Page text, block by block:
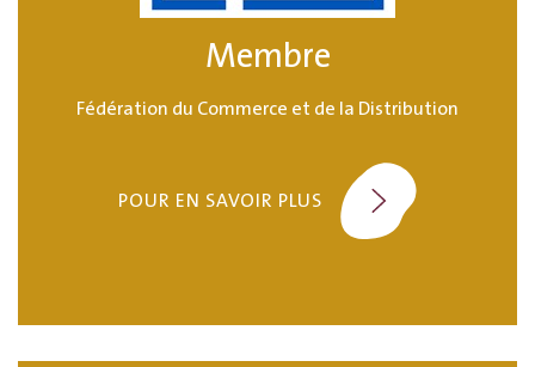
Membre
Fédération du Commerce et de la Distribution
POUR EN SAVOIR PLUS